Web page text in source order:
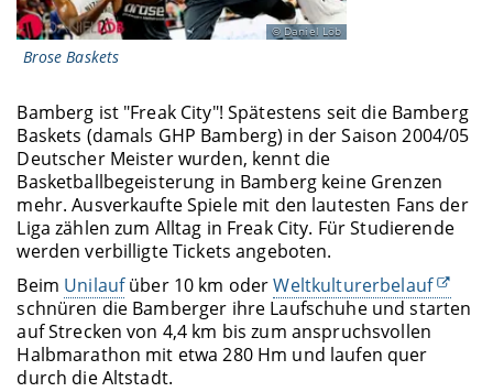
Daniel Löb
Brose Baskets
Bamberg ist "Freak City"! Spätestens seit die Bamberg
Baskets (damals GHP Bamberg) in der Saison 2004/05
Deutscher Meister wurden, kennt die
Basketballbegeisterung in Bamberg keine Grenzen
mehr. Ausverkaufte Spiele mit den lautesten Fans der
Liga zählen zum Alltag in Freak City. Für Studierende
werden verbilligte Tickets angeboten.
Beim Unilaufüber 10 km oderWeltkulturerbelauf
schnüren die Bamberger ihre Laufschuhe und starten
auf Strecken von 4,4 km bis zum anspruchsvollen
Halbmarathon mit etwa 280 Hm und laufen quer
durch die Altstadt.